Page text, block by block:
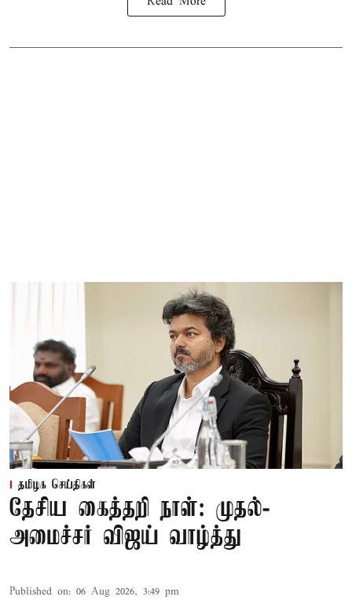
தமிழக செய்திகள்
தேசிய கைத்தறி நாள்: முதல்-
அமைச்சர் விஜய் வாழ்த்து
Published on: 06 Aug 2026, 3:49 pm